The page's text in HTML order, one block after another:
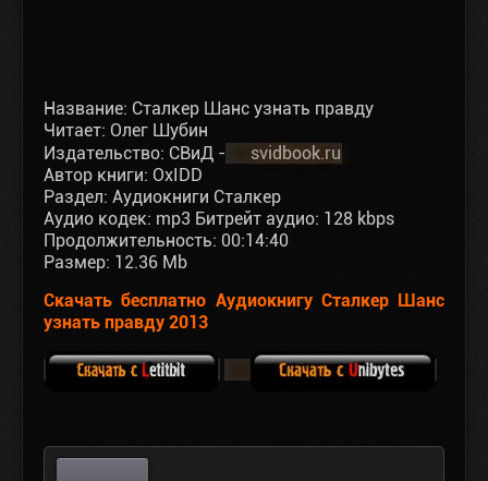
Название: Сталкер Шанс узнать правду
Читает: Олег Шубин
Издательство: СВиД -
svidbook.ru
Автор книги: OxIDD
Раздел: Аудиокниги Сталкер
Аудио кодек: mp3 Битрейт аудио: 128 kbps
Продолжительность: 00:14:40
Размер: 12.36 Mb
Скачать бесплатно Аудиокнигу Сталкер Шанс
узнать правду 2013